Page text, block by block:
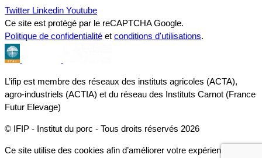
Twitter Linkedin Youtube
Ce site est protégé par le reCAPTCHA Google.
Politique de confidentialité et conditions d'utilisations.
L’ifip est membre des réseaux des instituts agricoles (ACTA),
agro-industriels (ACTIA) et du réseau des Instituts Carnot (France
Futur Elevage)
© IFIP - Institut du porc - Tous droits réservés 2026
Ce site utilise des cookies afin d’améliorer votre expérience